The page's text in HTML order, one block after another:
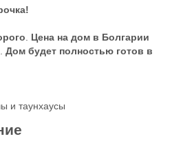
. Цена на дом в Болгарии
Дом будет полностью готов в
и таунхаусы